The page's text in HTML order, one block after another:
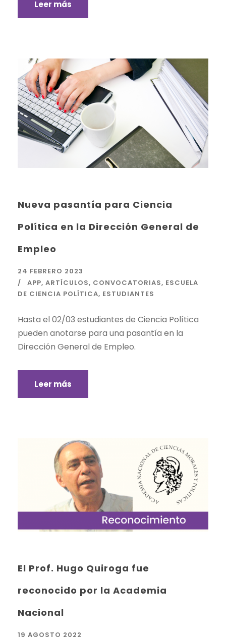
Leer más
Nueva pasantía para Ciencia
Política en la Dirección General de
Empleo
24 FEBRERO 2023
APP, ARTÍCULOS, CONVOCATORIAS, ESCUELA
DE CIENCIA POLÍTICA, ESTUDIANTES
Hasta el 02/03 estudiantes de Ciencia Política
pueden anotarse para una pasantía en la
Dirección General de Empleo.
Leer más
El Prof. Hugo Quiroga fue
reconocido por la Academia
Nacional
19 AGOSTO 2022